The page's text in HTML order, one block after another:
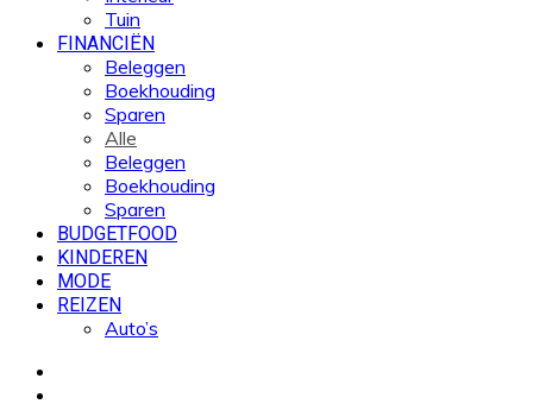
Tuin
FINANCIËN
Beleggen
Boekhouding
Sparen
Alle
Beleggen
Boekhouding
Sparen
BUDGETFOOD
KINDEREN
MODE
REIZEN
Auto’s